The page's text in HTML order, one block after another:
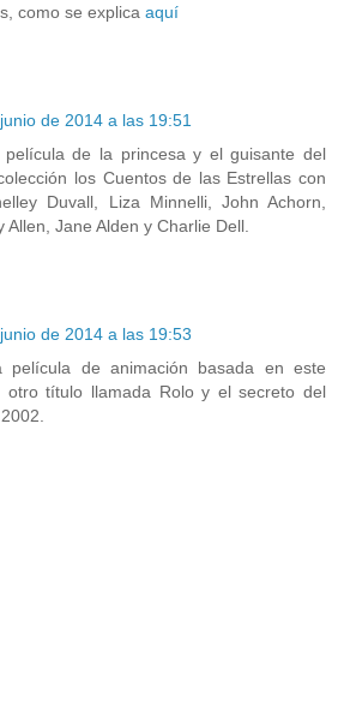
como se explica aquí
de 2014 a las 19:51
película de la princesa y el guisante del
los Cuentos de las Estrellas con
Duvall, Liza Minnelli, John Achorn,
Allen, Jane Alden y Charlie Dell.
de 2014 a las 19:53
película de animación basada en este
otro título llamada Rolo y el secreto del